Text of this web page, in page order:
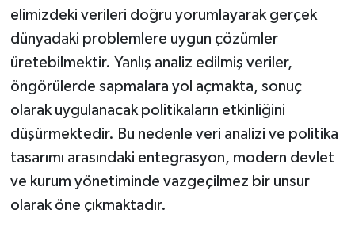
elimizdeki verileri doğru yorumlayarak gerçek
dünyadaki problemlere uygun çözümler
üretebilmektir. Yanlış analiz edilmiş veriler,
öngörülerde sapmalara yol açmakta, sonuç
olarak uygulanacak politikaların etkinliğini
düşürmektedir. Bu nedenle veri analizi ve politika
tasarımı arasındaki entegrasyon, modern devlet
ve kurum yönetiminde vazgeçilmez bir unsur
olarak öne çıkmaktadır.
Sinemalar
Spor
Teknoloji
Türkiye
Video Haber